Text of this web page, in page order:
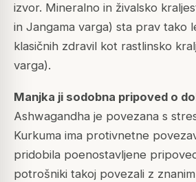
izvor. Mineralno in živalsko
in Jangama varga) sta prav tako
klasičnih zdravil kot rastlinsko
varga).
Manjka ji sodobna pripoved o
Ashwagandha je povezana s
Kurkuma ima protivnetne
pridobila poenostavljene
potrošniki takoj povezali z